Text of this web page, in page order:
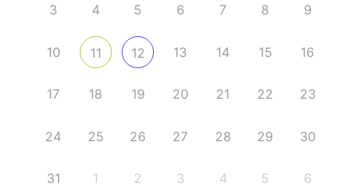
3 4 5 6 7 8 9
10 11 12 13 14 15 16
17 18 19 20 21 22 23
24 25 26 27 28 29 30
31 1 2 3 4 5 6